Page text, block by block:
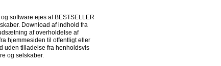
Download af indhold fra
af overholdelse af
hjemmesiden til offentligt eller
uden tilladelse fra henholdsvis
og selskaber.